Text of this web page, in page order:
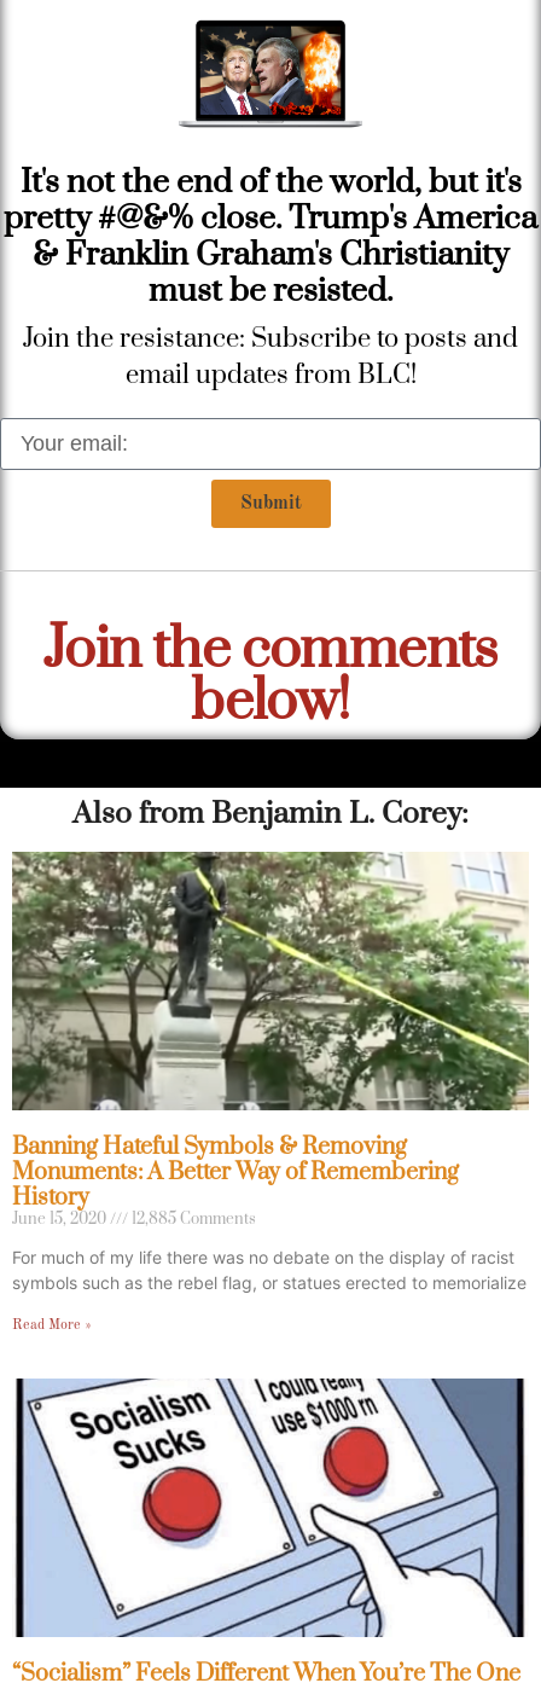
It's not the end of the world, but it's
pretty #@&% close. Trump's America
& Franklin Graham's Christianity
must be resisted.
Join the resistance: Subscribe to posts and
email updates from BLC!
Submit
Join the comments
below!
Also from Benjamin L. Corey:
Banning Hateful Symbols & Removing
Monuments: A Better Way of Remembering
History
June 15, 2020 12,885 Comments
For much of my life there was no debate on the display of racist
symbols such as the rebel flag, or statues erected to memorialize
Read More »
“Socialism” Feels Different When You’re The One